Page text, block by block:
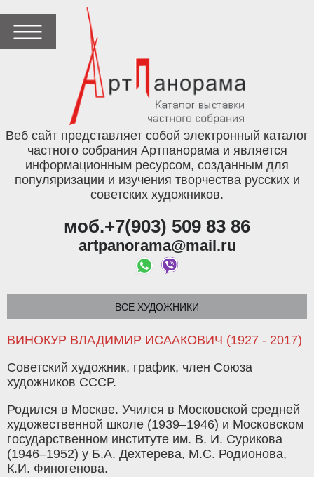
Веб сайт представляет собой электронный каталог
частного собрания Артпанорама и является
информационным ресурсом, созданным для
популяризации и изучения творчества русских и
советских художников.
моб.+7(903) 509 83 86
artpanorama@mail.ru
ВСЕ ХУДОЖНИКИ
ВИНОКУР ВЛАДИМИР ИСААКОВИЧ (1927 - 2017)
Советский художник, график, член Союза
художников СССР.
Родился в Москве. Учился в Московской средней
художественной школе (1939–1946) и Московском
государственном институте им. В. И. Сурикова
(1946–1952) у Б.А. Дехтерева, М.С. Родионова,
К.И. Финогенова.